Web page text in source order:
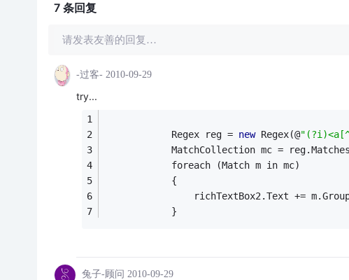
7 条回复
请发表友善的回复…
-过客- 2010-09-29
try...
            Regex reg =
new Regex(@
MatchCollection mc =
            foreach (Match m in mc)
            {
richTextBox2.Text +=
            }
兔子-顾问 2010-09-29